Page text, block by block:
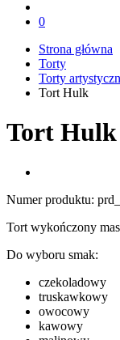
0
Strona główna
Torty
Torty
Tort Hulk
Tort Hulk
Numer produktu:
Tort wykończony
Do wyboru smak:
czekoladowy
truskawkowy
owocowy
kawowy